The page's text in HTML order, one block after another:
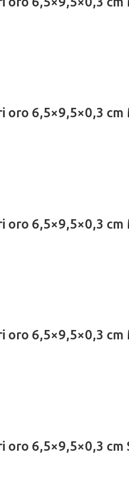
6,5×9,5×0,3 cm
6,5×9,5×0,3 cm
6,5×9,5×0,3 cm
6,5×9,5×0,3 cm